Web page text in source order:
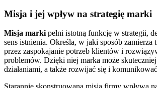
Misja i jej wpływ na strategię marki
Misja marki pełni istotną funkcję w strategii,
sens istnienia. Określa, w jaki sposób zamierza
przez zaspokajanie potrzeb klientów i
problemów. Dzięki niej marka może
działaniami, a także rozwijać się i